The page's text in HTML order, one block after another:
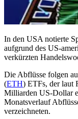
In den USA notierte
aufgrund des US-
verkürzten
Die Abflüsse folgen
(ETH) ETFs, der laut
Milliarden US-Dollar
Monatsverlauf
verzeichneten.